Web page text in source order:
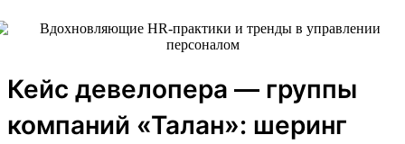
Кейс девелопера — группы
компаний «Талан»: шеринг